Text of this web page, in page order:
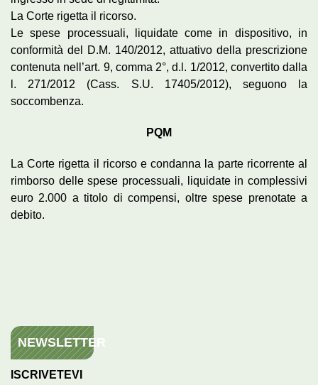
La Corte rigetta il ricorso.
Le spese processuali, liquidate come in dispositivo, in
conformità del D.M. 140/2012, attuativo della prescrizione
contenuta nell’art. 9, comma 2°, d.l. 1/2012, convertito dalla
l. 271/2012 (Cass. S.U. 17405/2012), seguono la
soccombenza.
PQM
La Corte rigetta il ricorso e condanna la parte ricorrente al
rimborso delle spese processuali, liquidate in complessivi
euro 2.000 a titolo di compensi, oltre spese prenotate a
debito.
NEWSLETTER
ISCRIVETEVI